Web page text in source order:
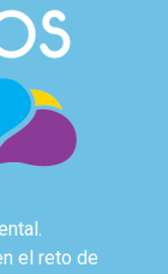
el reto de